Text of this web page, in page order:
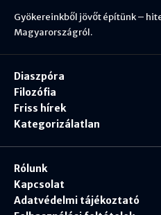
Gyökereinkből jövőt építünk –
Magyarországról.
Diaszpóra
Filozófia
Friss hírek
Kategorizálatlan
Rólunk
Kapcsolat
Adatvédelmi tájékoztató